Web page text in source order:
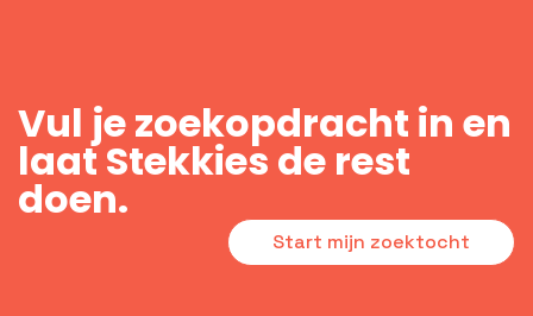
Vul je zoekopdracht in en
laat Stekkies de rest
doen.
Start mijn zoektocht